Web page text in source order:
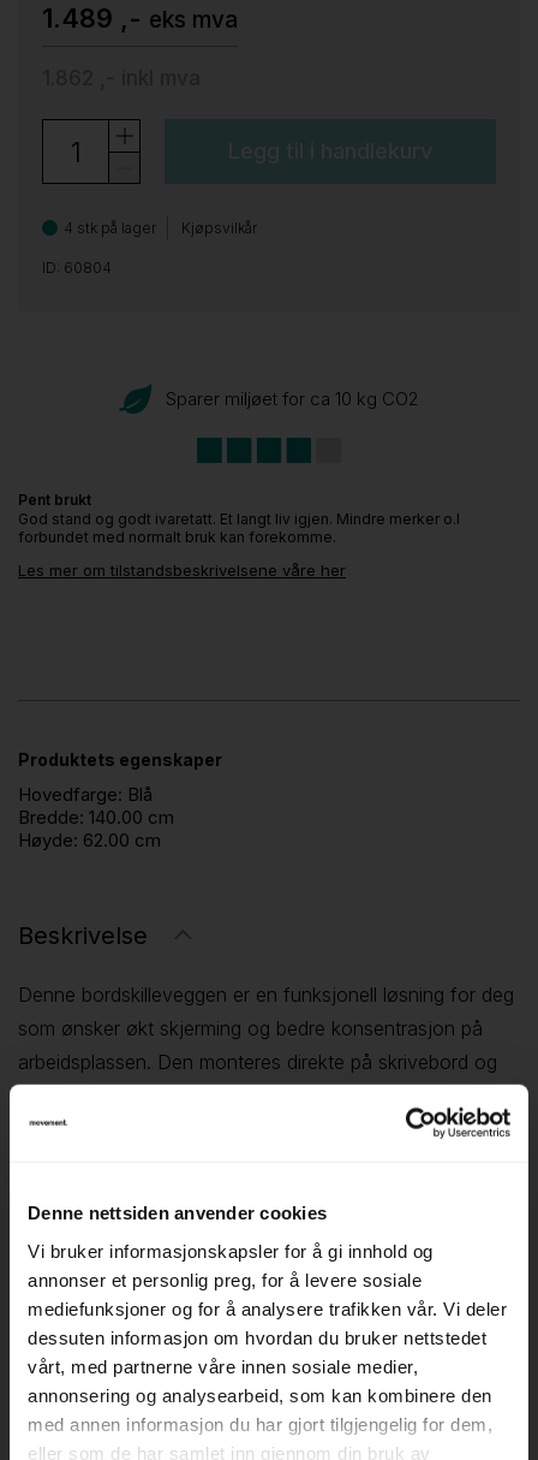
Denne nettsiden anvender cookies
Vi bruker informasjonskapsler for å gi innhold og
annonser et personlig preg, for å levere sosiale
mediefunksjoner og for å analysere trafikken vår. Vi deler
dessuten informasjon om hvordan du bruker nettstedet
vårt, med partnerne våre innen sosiale medier,
annonsering og analysearbeid, som kan kombinere den
med annen informasjon du har gjort tilgjengelig for dem,
eller som de har samlet inn gjennom din bruk av
1.489 ,- eks mva
Legg til i handlekurv
4 stk på lager Kjøpsvilkår
ID: 60804
Sparer miljøet for ca 10 kg CO2
Pent brukt
God stand og godt ivaretatt. Et langt liv igjen. Mindre merker o.l
forbundet med normalt bruk kan forekomme.
Les mer om tilstandsbeskrivelsene våre her
Produktets egenskaper
Hovedfarge: Blå
Bredde: 140.00 cm
Høyde: 62.00 cm
Beskrivelse
Denne bordskilleveggen er en funksjonell løsning for deg
som ønsker økt skjerming og bedre konsentrasjon på
arbeidsplassen. Den monteres direkte på skrivebord og
fleksible arbeidsstasjoner hvor det er behov for å skape
kontormiljøer. Den bidrar til å redusere visuell forstyrrelse
og kan også ha en viss støydempende effekt, avhengig
av materiale og plassering. Passer for standard
skrivebord og er enkel å montere.
▪ Skjerming mellom arbeidsplasser – Øker fokus og
privatliv